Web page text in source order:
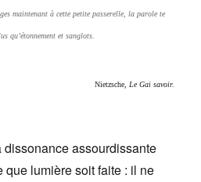
maintenant à cette petite passerelle, la parole te
qu’étonnement et sanglots.
Nietzsche, Le Gai savoir.
assourdissante
que lumière soit faite : il ne